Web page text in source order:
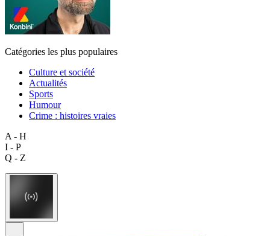
Catégories les plus populaires
Culture et société
Actualités
Sports
Humour
Crime : histoires vraies
A - H
I - P
Q - Z